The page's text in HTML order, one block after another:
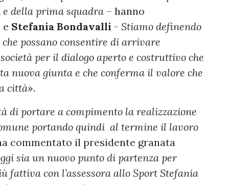
della prima squadra – hanno
e Stefania Bondavalli - Stiamo definendo
possano consentire di arrivare
per il dialogo aperto e costruttivo che
nuova giunta e che conferma il valore che
città».
di portare a compimento la realizzazione
portando quindi al termine il lavoro
commentato il presidente granata
sia un nuovo punto di partenza per
fattiva con l’assessora allo Sport Stefania